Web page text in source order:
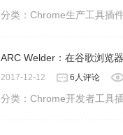
分类：Chrome生产工具插
ARC Welder：在谷歌浏览
2017-12-12 6人评论
分类：Chrome开发者工具